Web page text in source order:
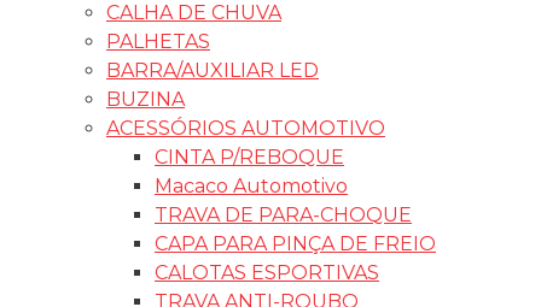
CALHA DE CHUVA
PALHETAS
BARRA/AUXILIAR LED
BUZINA
ACESSÓRIOS AUTOMOTIVO
CINTA P/REBOQUE
Macaco Automotivo
TRAVA DE PARA-CHOQUE
CAPA PARA PINÇA DE FREIO
CALOTAS ESPORTIVAS
TRAVA ANTI-ROUBO